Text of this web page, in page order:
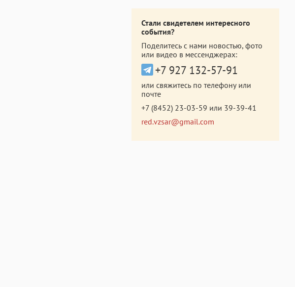
Стали свидетелем интересного
события?
Поделитесь с нами новостью, фото
или видео в мессенджерах:
+7 927 132-57-91
или свяжитесь по телефону или
почте
+7 (8452) 23-03-59 или 39-39-41
red.vzsar@gmail.com